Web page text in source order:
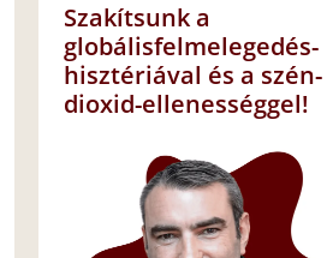
Szakítsunk a
globálisfelmelegedés-
hisztériával és a szén-
dioxid-ellenességgel!